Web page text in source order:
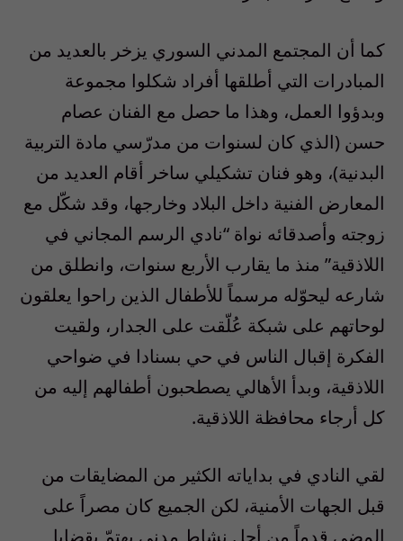
كما أن المجتمع المدني السوري يزخر بالعديد من
المبادرات التي أطلقها أفراد شكلوا مجموعة
وبدؤوا العمل، وهذا ما حصل مع الفنان عصام
حسن (الذي كان لسنوات من مدرّسي مادة التربية
البدنية)، وهو فنان تشكيلي ساخر أقام العديد من
المعارض الفنية داخل البلاد وخارجها، وقد شكّل مع
زوجته وأصدقائه نواة “نادي الرسم المجاني في
اللاذقية” منذ ما يقارب الأربع سنوات، وانطلق من
شارعه ليحوّله مرسماً للأطفال الذين راحوا يعلقون
لوحاتهم على شبكة عُلّقت على الجدار، ولقيت
الفكرة إقبال الناس في حي بسنادا في ضواحي
اللاذقية، وبدأ الأهالي يصطحبون أطفالهم إليه من
كل أرجاء محافظة اللاذقية.
لقي النادي في بداياته الكثير من المضايقات من
قبل الجهات الأمنية، لكن الجميع كان مصراً على